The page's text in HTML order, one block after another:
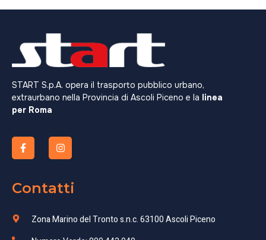
START S.p.A. opera il trasporto pubblico urbano,
extraurbano nella Provincia di Ascoli Piceno e la linea
per Roma
Contatti
Zona Marino del Tronto s.n.c. 63100 Ascoli Piceno